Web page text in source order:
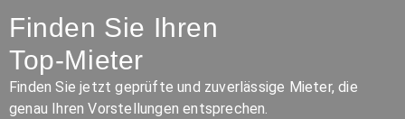
Finden Sie Ihren
Top-Mieter
Finden Sie jetzt geprüfte und zuverlässige Mieter, die
genau Ihren Vorstellungen entsprechen.